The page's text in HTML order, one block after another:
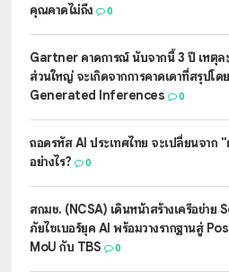
คุณคาดไม่ถึง
0
Gartner คาดการณ์ นับจากนี้ 3 ปี เหตุล
ส่วนใหญ่ จะเกิดจากการคาดเดาที่สรุปโ
Generated Inferences
0
ถอดรหัส AI ประเทศไทย จะเปลี่ยนจาก
อย่างไร?
0
สกมช. (NCSA) เดินหน้าสร้างเครือข่าย
ภัยไซเบอร์ยุค AI พร้อมวางรากฐานสู่
MoU กับ TBS
0